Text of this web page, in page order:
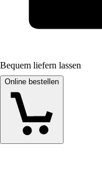
Bequem liefern lassen
Online bestellen